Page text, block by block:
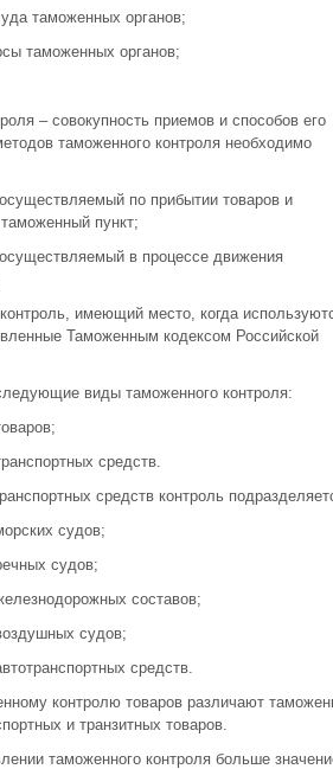
таможенных органов;
таможенных органов;
– совокупность приемов и способов его
таможенного контроля необходимо
по прибытии товаров и
пункт;
в процессе движения
имеющий место, когда
Таможенным кодексом Российской
виды таможенного контроля:
средств.
средств контроль
судов;
судов;
составов;
судов;
средств.
контролю товаров различают
и транзитных товаров.
таможенного контроля больше